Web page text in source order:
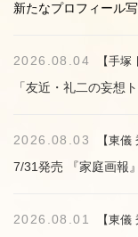
新たなプロフィール
2026.08.04 【手塚
「友近・礼二の妄想
2026.08.03 【東儀
7/31発売 『家庭画報
2026.08.01 【東儀